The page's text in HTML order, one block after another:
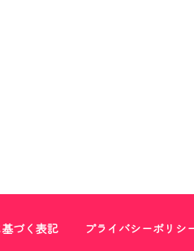
づく表記 プライバシーポリシ